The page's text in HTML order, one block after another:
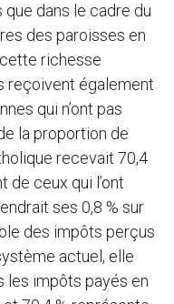
que dans le cadre du
des paroisses en
richesse
reçoivent également
qui n’ont pas
la proportion de
recevait 70,4
de ceux qui l’ont
ses 0,8 % sur
des impôts perçus
actuel, elle
les impôts payés en